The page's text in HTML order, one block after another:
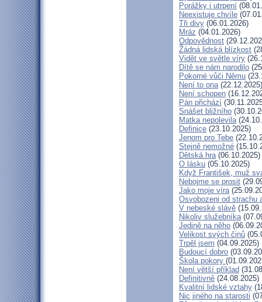
Porážky i utrpení
Neexistuje chvíle
Tři divy (06.01.2026)
Mráz (04.01.2026)
Odpovědnost
Žádná lidská blízkost
Vidět ve světle víry
Dítě se nám narodilo
Pokorné vůči Němu
Není to ona(22.12.2025)
Není schopen
Pán přichází
Snášet bližního
Matka nepolevila
Definice (23.10.2025)
Jenom pro Tebe
Stejně nemožné
Dětská hra(06.10.2025)
O lásku (05.10.2025)
Když František, muž
Nebojme se prosit
Jako moje víra
Osvobozeni od strachu
V nebeské slávě
Nikoliv služebníka
Jedině na něho
Velikost svých činů
Trpěl jsem (04.09.2025)
Budoucí dobro
Škola pokory
Není větší příklad
Definitivně (24.08.2025)
Kvalitní lidské vztahy
Nic jiného na starosti